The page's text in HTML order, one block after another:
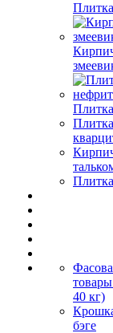
Плитка
40 кг)
бэге